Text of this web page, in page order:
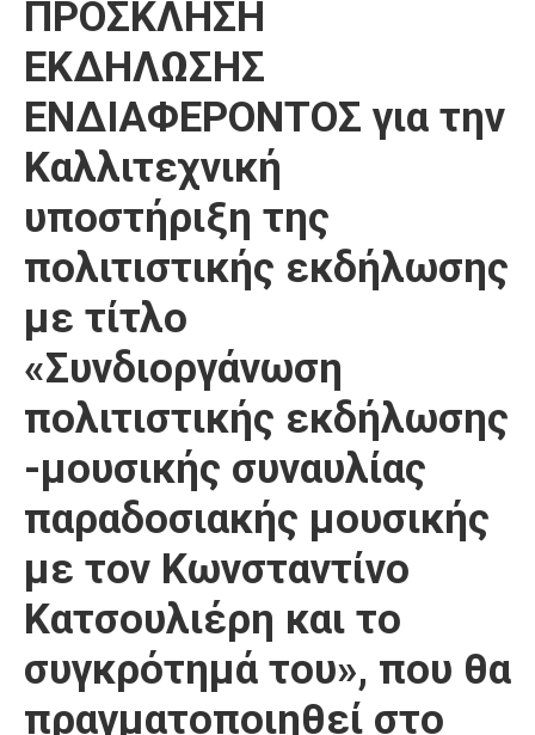
Επικοινωνία
ΠΡΟΣΚΛΗΣΗ
ΕΚΔΗΛΩΣΗΣ
ΕΝΔΙΑΦΕΡΟΝΤΟΣ για την
Καλλιτεχνική
υποστήριξη της
πολιτιστικής εκδήλωσης
με τίτλο
«Συνδιοργάνωση
πολιτιστικής εκδήλωσης
-μουσικής συναυλίας
παραδοσιακής μουσικής
με τον Κωνσταντίνο
Κατσουλιέρη και το
συγκρότημά του», που θα
πραγματοποιηθεί στο